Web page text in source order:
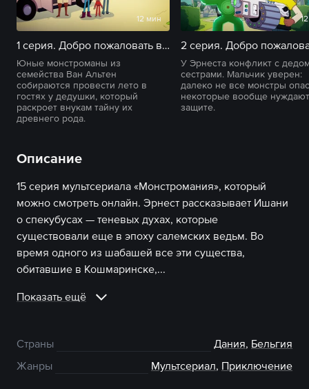
12 мин
1 серия. Добро пожаловать в Кошмаринск. Часть 1
Юные монстроманы из
семейства Ван Альтен
собираются провести лето в
гостях у дедушки, который
раскроет внукам тайну их
древнего рода.
У Эрнеста конфликт с
сестрами. Мальчик уверен:
далеко не все монстры
некоторые вообще
защите.
Описание
15 серия мультсериала «Монстромания», который
можно смотреть онлайн. Эрнест рассказывает Ишани
о спекубусах — теневых духах, которые
существовали еще в эпоху салемских ведьм. Во
время одного из шабашей все эти существа,
обитавшие в Кошмаринске,...
Показать ещё
Страны Дания, Бельгия
Жанры
Мультсериал, Приключение